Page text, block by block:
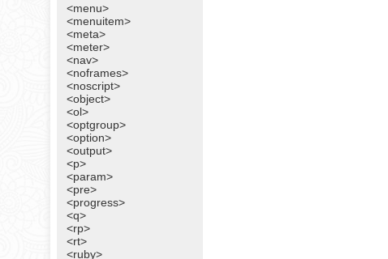
<menu>
<menuitem>
<meta>
<meter>
<nav>
<noframes>
<noscript>
<object>
<ol>
<optgroup>
<option>
<output>
<p>
<param>
<pre>
<progress>
<q>
<rp>
<rt>
<ruby>